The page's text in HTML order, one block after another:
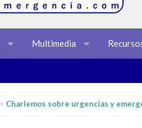
Multimedia
Charlemos sobre urgencias y